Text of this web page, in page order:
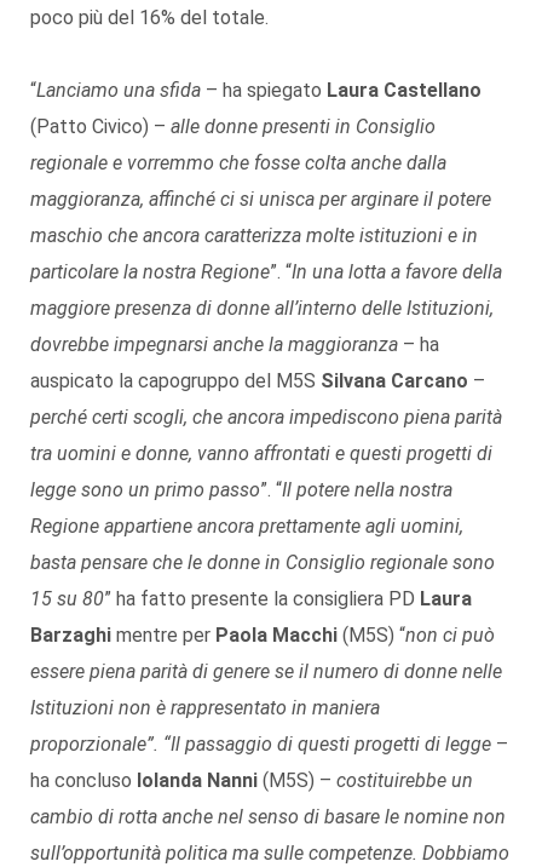
poco più del 16% del totale.
“Lanciamo una sfida – ha spiegato Laura Castellano
(Patto Civico) – alle donne presenti in Consiglio
regionale e vorremmo che fosse colta anche dalla
maggioranza, affinché ci si unisca per arginare il potere
maschio che ancora caratterizza molte istituzioni e in
particolare la nostra Regione”. “In una lotta a favore della
maggiore presenza di donne all’interno delle Istituzioni,
dovrebbe impegnarsi anche la maggioranza – ha
auspicato la capogruppo del M5S Silvana Carcano –
perché certi scogli, che ancora impediscono piena parità
tra uomini e donne, vanno affrontati e questi progetti di
legge sono un primo passo”. “Il potere nella nostra
Regione appartiene ancora prettamente agli uomini,
basta pensare che le donne in Consiglio regionale sono
15 su 80” ha fatto presente la consigliera PD Laura
Barzaghi mentre per Paola Macchi (M5S) “non ci può
essere piena parità di genere se il numero di donne nelle
Istituzioni non è rappresentato in maniera
proporzionale”. “Il passaggio di questi progetti di legge –
ha concluso Iolanda Nanni (M5S) – costituirebbe un
cambio di rotta anche nel senso di basare le nomine non
sull’opportunità politica ma sulle competenze. Dobbiamo